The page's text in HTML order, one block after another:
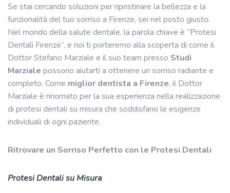
Se stai cercando soluzioni per ripristinare la bellezza e la
funzionalità del tuo sorriso a Firenze, sei nel posto giusto.
Nel mondo della salute dentale, la parola chiave è “Protesi
Dentali Firenze”, e noi ti porteremo alla scoperta di come il
Dottor Stefano Marziale e il suo team presso Studi
Marziale possono aiutarti a ottenere un sorriso radiante e
completo. Come miglior dentista a Firenze, il Dottor
Marziale è rinomato per la sua esperienza nella realizzazione
di protesi dentali su misura che soddisfano le esigenze
individuali di ogni paziente.
Ritrovare un Sorriso Perfetto con le Protesi Dentali
Protesi Dentali su Misura